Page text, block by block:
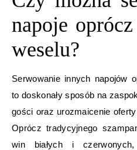
napoje
weselu?
Serwowanie innych napojów
to doskonały sposób na
gości oraz urozmaicenie
Oprócz tradycyjnego
win białych i